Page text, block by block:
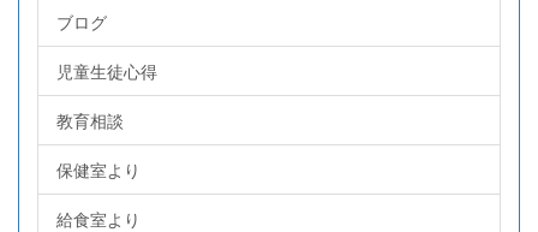
ブログ
児童生徒心得
教育相談
保健室より
給食室より